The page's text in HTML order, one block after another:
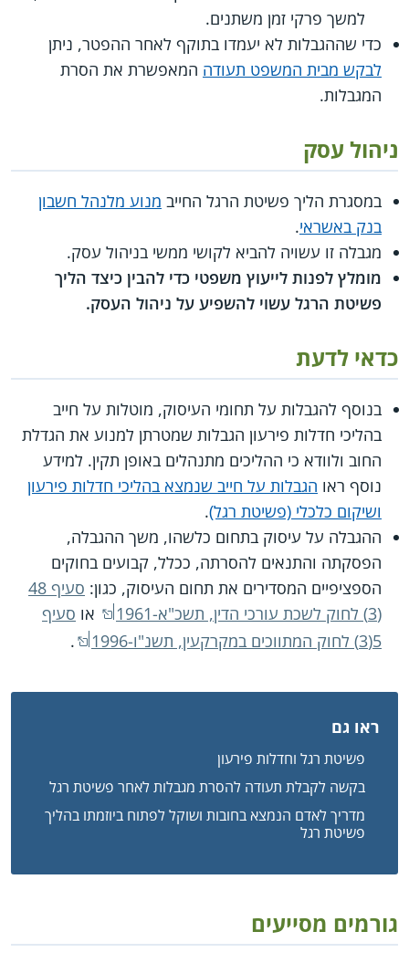
למשך פרקי זמן משתנים.
כדי שההגבלות לא יעמדו בתוקף לאחר ההפטר, ניתן
לבקש מבית המשפט תעודה המאפשרת את הסרת
המגבלות.
ניהול עסק
במסגרת הליך פשיטת הרגל החייב מנוע מלנהל חשבון
בנק באשראי.
מגבלה זו עשויה להביא לקושי ממשי בניהול עסק.
מומלץ לפנות לייעוץ משפטי כדי להבין כיצד הליך
פשיטת הרגל עשוי להשפיע על ניהול העסק.
כדאי לדעת
בנוסף להגבלות על תחומי העיסוק, מוטלות על חייב
בהליכי חדלות פירעון הגבלות שמטרתן למנוע את הגדלת
החוב ולוודא כי ההליכים מתנהלים באופן תקין. למידע
נוסף ראו הגבלות על חייב שנמצא בהליכי חדלות פירעון
ושיקום כלכלי (פשיטת רגל).
ההגבלה על עיסוק בתחום כלשהו, משך ההגבלה,
הפסקתה והתנאים להסרתה, ככלל, קבועים בחוקים
הספציפיים המסדירים את תחום העיסוק, כגון:
סעיף 48
(3) לחוק לשכת עורכי הדין, תשכ"א-1961
או סעיף
5(3) לחוק המתווכים במקרקעין, תשנ"ו-1996
.
ראו גם
פשיטת רגל וחדלות פירעון
בקשה לקבלת תעודה להסרת מגבלות לאחר פשיטת רגל
מדריך לאדם הנמצא בחובות ושוקל לפתוח ביוזמתו בהליך
פשיטת רגל
גורמים מסייעים